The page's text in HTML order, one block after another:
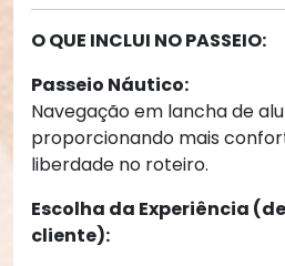
O QUE INCLUI NO PASSEIO:
Passeio Náutico:
Navegação em lancha de
proporcionando mais
liberdade no roteiro.
Escolha da Experiência
cliente):